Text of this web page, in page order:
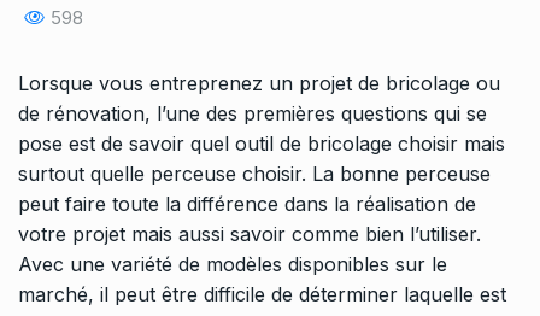
598
Lorsque vous entreprenez un projet de bricolage ou
de rénovation, l’une des premières questions qui se
pose est de savoir quel outil de bricolage choisir mais
surtout quelle perceuse choisir. La bonne perceuse
peut faire toute la différence dans la réalisation de
votre projet mais aussi savoir comme bien l’utiliser.
Avec une variété de modèles disponibles sur le
marché, il peut être difficile de déterminer laquelle est